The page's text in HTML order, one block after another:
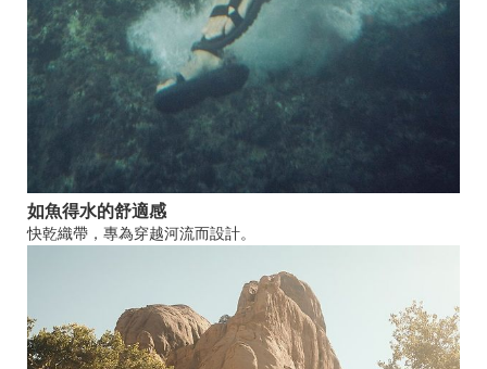
如魚得水的舒適感
快乾織帶，專為穿越河流而設計。